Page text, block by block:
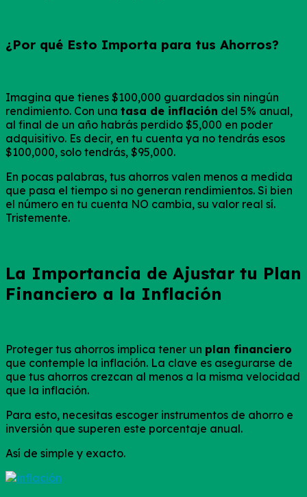
¿Por qué Esto Importa para tus Ahorros?
Imagina que tienes $100,000 guardados sin ningún
rendimiento. Con una tasa de inflación del 5% anual,
al final de un año habrás perdido $5,000 en poder
adquisitivo. Es decir, en tu cuenta ya no tendrás esos
$100,000, solo tendrás, $95,000.
En pocas palabras, tus ahorros valen menos a medida
que pasa el tiempo si no generan rendimientos. Si bien
el número en tu cuenta NO cambia, su valor real sí.
Tristemente.
La Importancia de Ajustar tu Plan
Financiero a la Inflación
Proteger tus ahorros implica tener un plan financiero
que contemple la inflación. La clave es asegurarse de
que tus ahorros crezcan al menos a la misma velocidad
que la inflación.
Para esto, necesitas escoger instrumentos de ahorro e
inversión que superen este porcentaje anual.
Así de simple y exacto.